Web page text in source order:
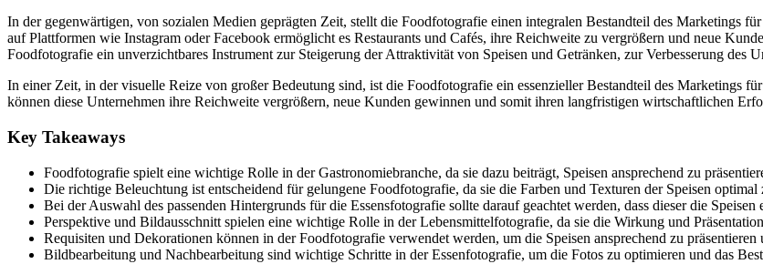
In der gegenwärtigen, von sozialen Medien geprägten Zeit, stellt die Foodfotografie einen integralen Bestandteil des Marketings
auf Plattformen wie Instagram oder Facebook ermöglicht es Restaurants und Cafés, ihre Reichweite zu vergrößern und neue
Foodfotografie ein unverzichtbares Instrument zur Steigerung der Attraktivität von Speisen und Getränken, zur Verbesserung des
In einer Zeit, in der visuelle Reize von großer Bedeutung sind, ist die Foodfotografie ein essenzieller Bestandteil des Marketings
können diese Unternehmen ihre Reichweite vergrößern, neue Kunden gewinnen und somit ihren langfristigen wirtschaftlichen
Key Takeaways
Foodfotografie spielt eine wichtige Rolle in der Gastronomiebranche, da sie dazu beiträgt, Speisen ansprechend zu
Die richtige Beleuchtung ist entscheidend für gelungene Foodfotografie, da sie die Farben und Texturen der Speisen
Bei der Auswahl des passenden Hintergrunds für die Essensfotografie sollte darauf geachtet werden, dass dieser die
Perspektive und Bildausschnitt spielen eine wichtige Rolle in der Lebensmittelfotografie, da sie die Wirkung und
Requisiten und Dekorationen können in der Foodfotografie verwendet werden, um die Speisen ansprechend zu präsentieren
Bildbearbeitung und Nachbearbeitung sind wichtige Schritte in der Essenfotografie, um die Fotos zu optimieren und das